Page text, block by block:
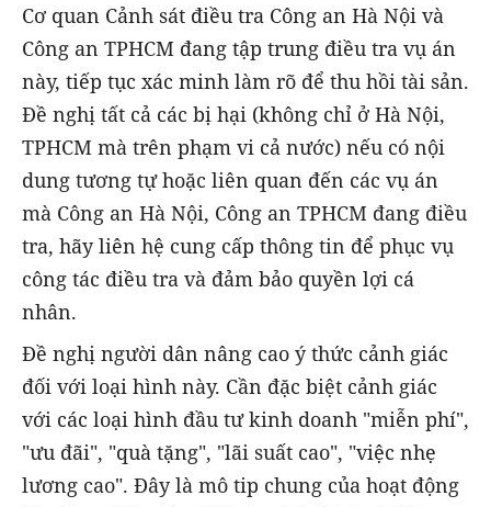
Cơ quan Cảnh sát điều tra Công an Hà Nội và
Công an TPHCM đang tập trung điều tra vụ án
này, tiếp tục xác minh làm rõ để thu hồi tài sản.
Đề nghị tất cả các bị hại (không chỉ ở Hà Nội,
TPHCM mà trên phạm vi cả nước) nếu có nội
dung tương tự hoặc liên quan đến các vụ án
mà Công an Hà Nội, Công an TPHCM đang điều
tra, hãy liên hệ cung cấp thông tin để phục vụ
công tác điều tra và đảm bảo quyền lợi cá
nhân.
Đề nghị người dân nâng cao ý thức cảnh giác
đối với loại hình này. Cần đặc biệt cảnh giác
với các loại hình đầu tư kinh doanh "miễn phí",
"ưu đãi", "quà tặng", "lãi suất cao", "việc nhẹ
lương cao". Đây là mô tip chung của hoạt động